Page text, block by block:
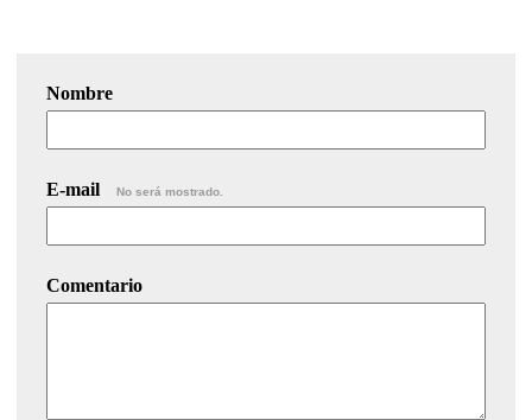
Nombre
E-mail No será mostrado.
Comentario